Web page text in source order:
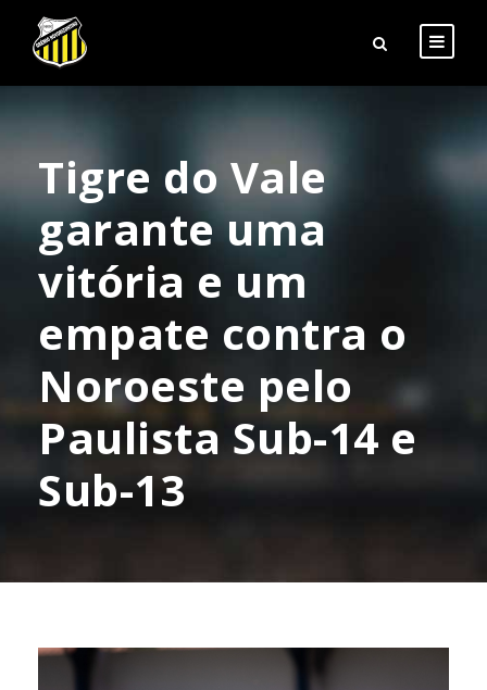
Tigre do Vale
garante uma
vitória e um
empate contra o
Noroeste pelo
Paulista Sub-14 e
Sub-13